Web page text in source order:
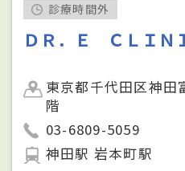
診療時間外
ＤＲ．Ｅ ＣＬＩＮ
東京都千代田区神
階
03-6809-5059
神田駅 岩本町駅